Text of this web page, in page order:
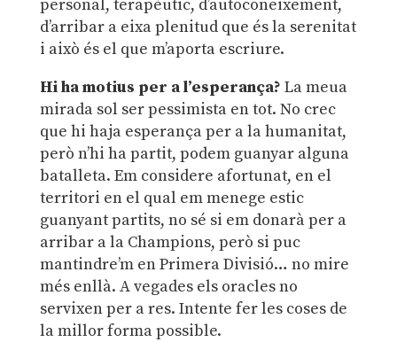
personal, terapèutic, d’autoconeixement,
d’arribar a eixa plenitud que és la serenitat
i això és el que m’aporta escriure.
Hi ha motius per a l’esperança? La meua
mirada sol ser pessimista en tot. No crec
que hi haja esperança per a la humanitat,
però n’hi ha partit, podem guanyar alguna
batalleta. Em considere afortunat, en el
territori en el qual em menege estic
guanyant partits, no sé si em donarà per a
arribar a la Champions, però si puc
mantindre’m en Primera Divisió… no mire
més enllà. A vegades els oracles no
servixen per a res. Intente fer les coses de
la millor forma possible.